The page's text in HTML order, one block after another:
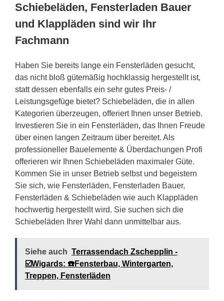
Schiebeläden, Fensterladen Bauer
und Klappläden sind wir Ihr
Fachmann
Haben Sie bereits lange ein Fensterläden gesucht,
das nicht bloß gütemäßig hochklassig hergestellt ist,
statt dessen ebenfalls ein sehr gutes Preis- /
Leistungsgefüge bietet? Schiebeläden, die in allen
Kategorien überzeugen, offeriert Ihnen unser Betrieb.
Investieren Sie in ein Fensterläden, das Ihnen Freude
über einen langen Zeitraum über bereitet. Als
professioneller Bauelemente & Überdachungen Profi
offerieren wir Ihnen Schiebeläden maximaler Güte.
Kommen Sie in unser Betrieb selbst und begeistern
Sie sich, wie Fensterläden, Fensterladen Bauer,
Fensterläden & Schiebeläden wie auch Klappläden
hochwertig hergestellt wird. Sie suchen sich die
Schiebeläden Ihrer Wahl dann unmittelbar aus.
Siehe auch Terrassendach Zschepplin -
☑️Wigards: ☎️Fensterbau, Wintergarten,
Treppen, Fensterläden